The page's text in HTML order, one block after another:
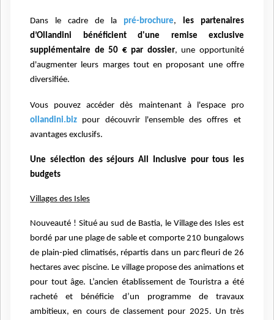
Dans le cadre de la pré-brochure, les partenaires
d’Ollandini bénéficient d'une remise exclusive
supplémentaire de 50 € par dossier, une opportunité
d'augmenter leurs marges tout en proposant une offre
diversifiée.
Vous pouvez accéder dès maintenant à l'espace pro
ollandini.biz pour découvrir l'ensemble des offres et
avantages exclusifs.
Une sélection des séjours All Inclusive pour tous les
budgets
Villages des Isles
Nouveauté ! Situé au sud de Bastia, le Village des Isles est
bordé par une plage de sable et comporte 210 bungalows
de plain-pied climatisés, répartis dans un parc fleuri de 26
hectares avec piscine. Le village propose des animations et
pour tout âge. L’ancien établissement de Touristra a été
racheté et bénéficie d’un programme de travaux
ambitieux, en cours de classement pour 2025. Un très